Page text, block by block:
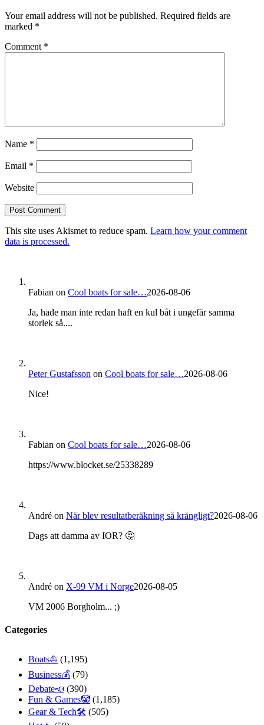
Your email address will not be published. Required fields are
marked *
Comment *
Name *
Email *
Website
This site uses Akismet to reduce spam. Learn how your comment
data is processed.
Fabian on Cool boats for sale…2026-08-06
Ja, hade man inte redan haft en kul båt i ungefär samma
storlek så....
Peter Gustafsson on Cool boats for sale…2026-08-06
Nice!
Fabian on Cool boats for sale…2026-08-06
https://www.blocket.se/25338289
André on När blev resultatberäkning så krångligt?2026-08-06
Dags att damma av IOR? 🤔
André on X-99 VM i Norge2026-08-05
VM 2006 Borgholm... ;)
Categories
Boats⛵️ (1,195)
Business💰 (79)
Debate📣 (390)
Fun & Games🤡 (1,185)
Gear & Tech🛠 (505)